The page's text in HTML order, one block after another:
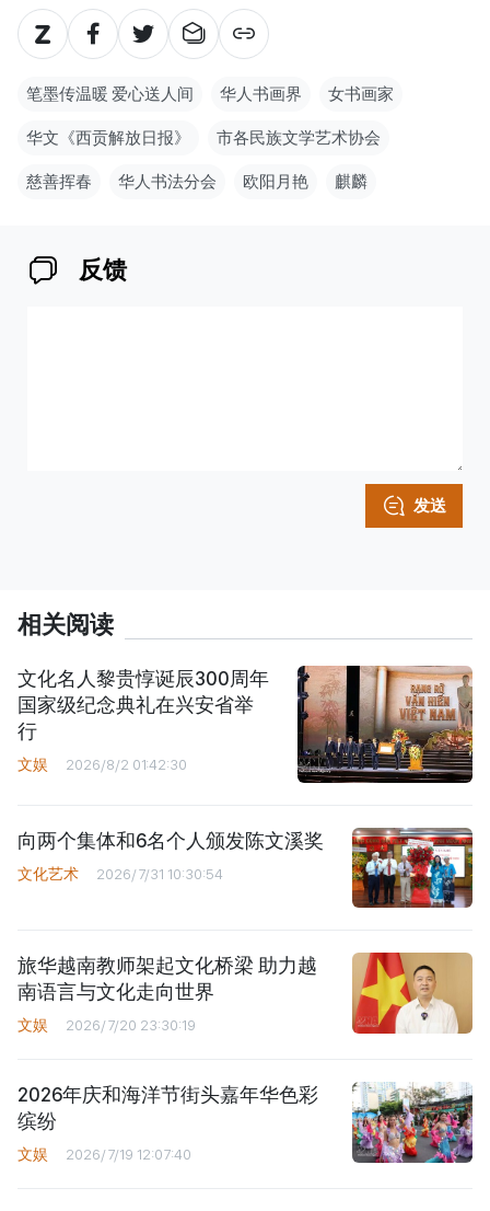
笔墨传温暖 爱心送人间 华人书画界 女书画家
华文《西贡解放日报》 市各民族文学艺术协会
慈善挥春 华人书法分会 欧阳月艳 麒麟
反馈
发送
相关阅读
文化名人黎贵惇诞辰300周年
国家级纪念典礼在兴安省举
行
文娱 2026/8/2 01:42:30
向两个集体和6名个人颁发陈文溪奖
文化艺术 2026/7/31 10:30:54
旅华越南教师架起文化桥梁 助力越
南语言与文化走向世界
文娱 2026/7/20 23:30:19
2026年庆和海洋节街头嘉年华色彩
缤纷
文娱 2026/7/19 12:07:40